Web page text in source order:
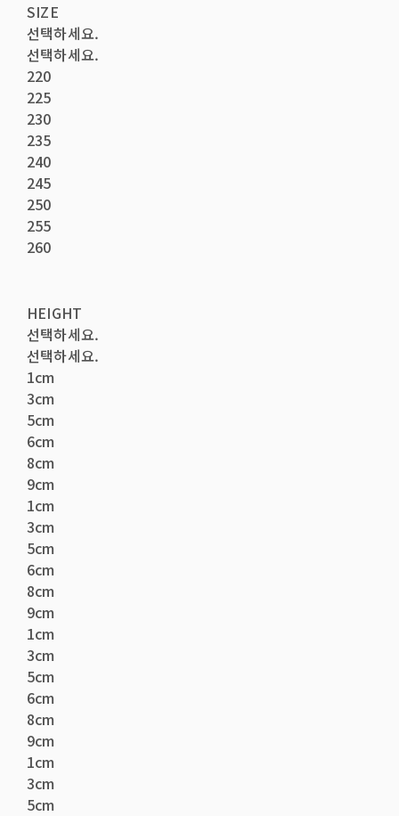
SIZE
선택하세요.
선택하세요.
220
225
230
235
240
245
250
255
260
HEIGHT
선택하세요.
선택하세요.
1cm
3cm
5cm
6cm
8cm
9cm
1cm
3cm
5cm
6cm
8cm
9cm
1cm
3cm
5cm
6cm
8cm
9cm
1cm
3cm
5cm